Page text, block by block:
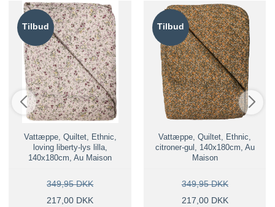
Tilbud
Vattæppe, Quiltet, Ethnic,
loving liberty-lys lilla,
140x180cm, Au Maison
349,95 DKK
217,00 DKK
Tilbud
Vattæppe, Quiltet, Ethnic,
citroner-gul, 140x180cm, Au
Maison
349,95 DKK
217,00 DKK